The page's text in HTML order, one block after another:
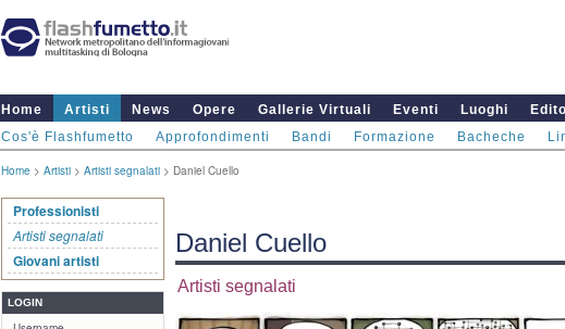
Home Artisti News Opere Gallerie Virtuali Eventi Luoghi
Cos'è Flashfumetto
Approfondimenti Bandi Formazione Bacheche
Home > Artisti > Artisti segnalati > Daniel Cuello
Professionisti
Artisti segnalati
Giovani artisti
LOGIN
Daniel Cuello
Artisti segnalati